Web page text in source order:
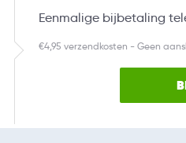
Eenmalige bijbetaling
€4,95 verzendkosten - Geen